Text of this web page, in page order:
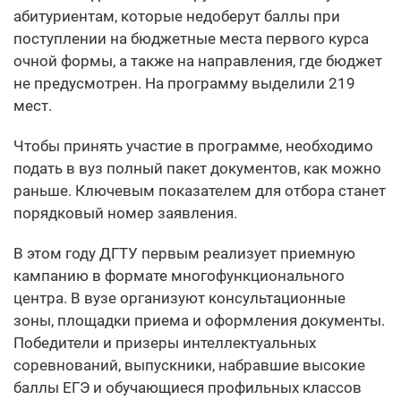
абитуриентам, которые недоберут баллы при
поступлении на бюджетные места первого курса
очной формы, а также на направления, где бюджет
не предусмотрен. На программу выделили 219
мест.
Чтобы принять участие в программе, необходимо
подать в вуз полный пакет документов, как можно
раньше. Ключевым показателем для отбора станет
порядковый номер заявления.
В этом году ДГТУ первым реализует приемную
кампанию в формате многофункционального
центра. В вузе организуют консультационные
зоны, площадки приема и оформления документы.
Победители и призеры интеллектуальных
соревнований, выпускники, набравшие высокие
баллы ЕГЭ и обучающиеся профильных классов